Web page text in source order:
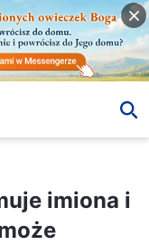
imiona i